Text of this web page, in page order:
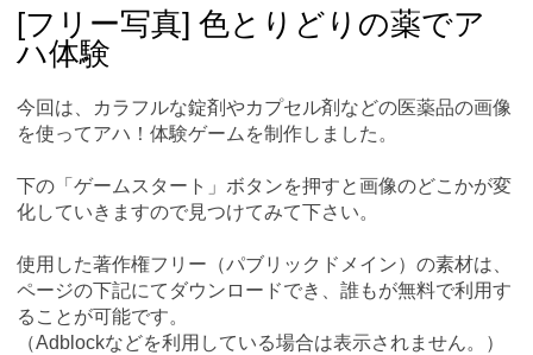
content[フリー写真] 色とりどりの薬でア
ハ体験
今回は、カラフルな錠剤やカプセル剤などの医薬品の画像
を使ってアハ！体験ゲームを制作しました。
下の「ゲームスタート」ボタンを押すと画像のどこかが変
化していきますので見つけてみて下さい。
使用した著作権フリー（パブリックドメイン）の素材は、
ページの下記にてダウンロードでき、誰もが無料で利用す
ることが可能です。
（Adblockなどを利用している場合は表示されません。）